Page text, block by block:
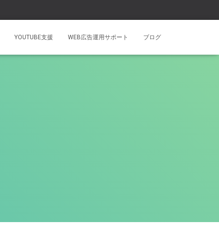
YOUTUBE支援 WEB広告運用サポート ブログ